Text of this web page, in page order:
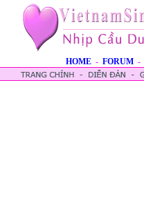
HOME - FORUM -